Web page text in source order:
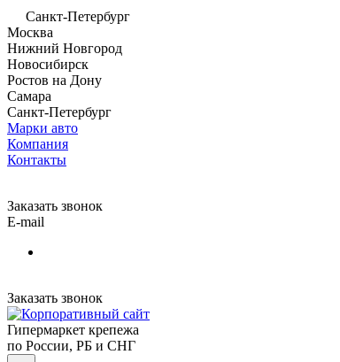
Санкт-Петербург
Москва
Нижний Новгород
Новосибирск
Ростов на Дону
Самара
Санкт-Петербург
Марки авто
Компания
Контакты
Заказать звонок
E-mail
Заказать звонок
Гипермаркет крепежа
по России, РБ и СНГ